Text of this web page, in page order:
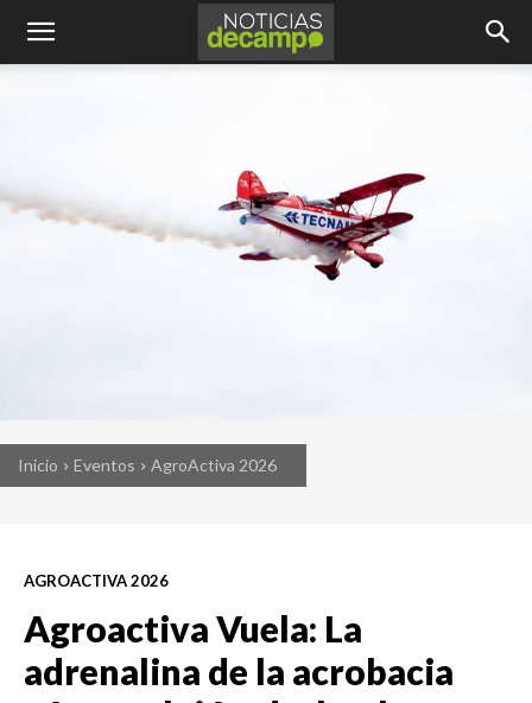
Inicio Eventos AgroActiva 2026
AGROACTIVA 2026
Agroactiva Vuela: La
adrenalina de la acrobacia